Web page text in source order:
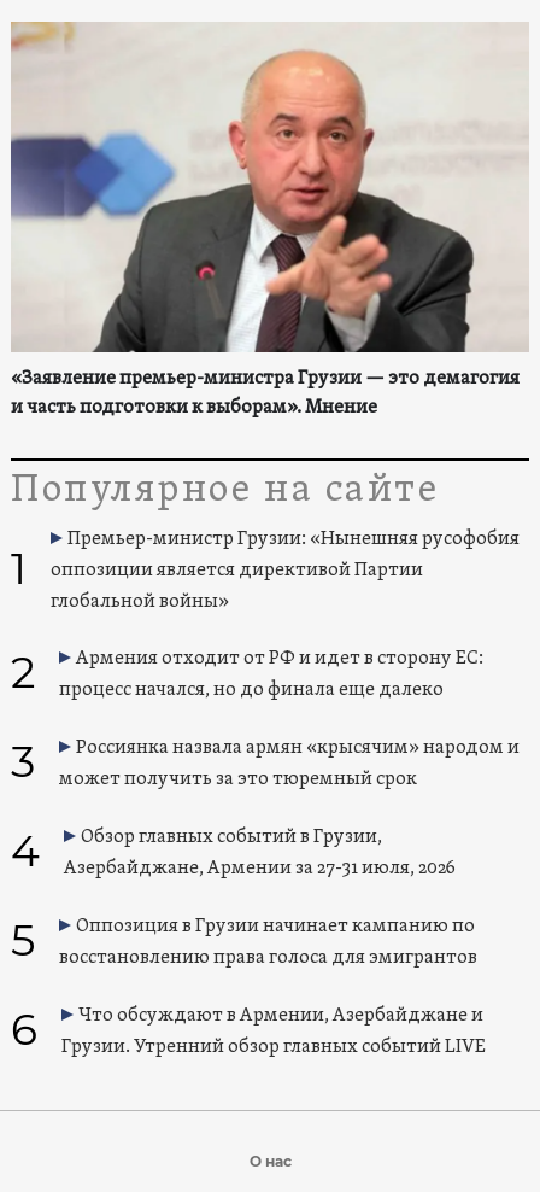
«Заявление премьер-министра Грузии — это демагогия
и часть подготовки к выборам». Мнение
Популярное на сайте
1
Премьер-министр Грузии: «Нынешняя русофобия
оппозиции является директивой Партии
глобальной войны»
2
Армения отходит от РФ и идет в сторону ЕС:
процесс начался, но до финала еще далеко
3
Россиянка назвала армян «крысячим» народом и
может получить за это тюремный срок
4
Обзор главных событий в Грузии,
Азербайджане, Армении за 27-31 июля, 2026
5
Оппозиция в Грузии начинает кампанию по
восстановлению права голоса для эмигрантов
6
Что обсуждают в Армении, Азербайджане и
Грузии. Утренний обзор главных событий LIVE
О нас